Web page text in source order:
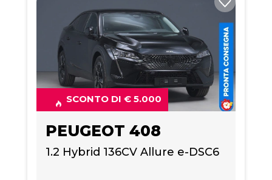
SCONTO DI € 5.000
PEUGEOT 408
1.2 Hybrid 136CV Allure e-DSC6